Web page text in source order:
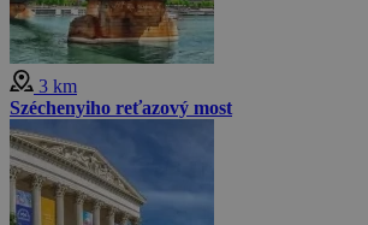
3 km
Széchenyiho reťazový most